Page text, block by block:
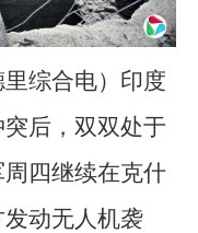
里综合电）印度
后，双双处于
四继续在克什
动无人机袭